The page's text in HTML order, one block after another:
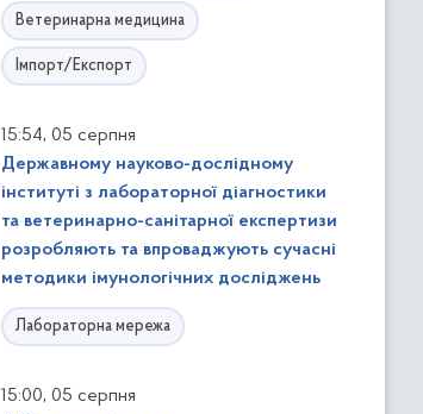
Ветеринарна медицина
Імпорт/Експорт
15:54, 05 серпня
Державному науково-дослідному
інституті з лабораторної діагностики
та ветеринарно-санітарної експертизи
розробляють та впроваджують сучасні
методики імунологічних досліджень
Лабораторна мережа
15:00, 05 серпня